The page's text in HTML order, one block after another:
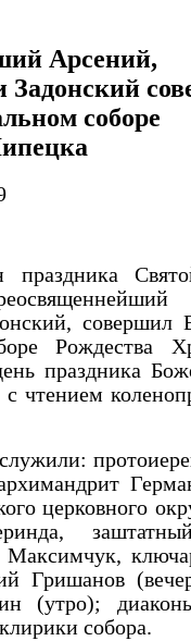
Арсений,
соборе
совершил
Рождества
праздника
чтением
церковного
Гришанов
(утро);
собора.